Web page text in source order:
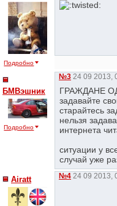
Подробно
БМВэшник
Подробно
№3 24 09 2013,
ГРАЖДАНЕ
задавайте
старайтесь
нельзя
интернета
ситуации у
случай уже
Airatt №4 24 09 2013,